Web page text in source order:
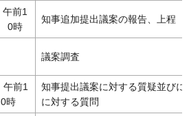
午前1
0時
知事追加提出議案の報告、上程
議案調査
午前1
0時
知事提出議案に対する質疑並びに
に対する質問